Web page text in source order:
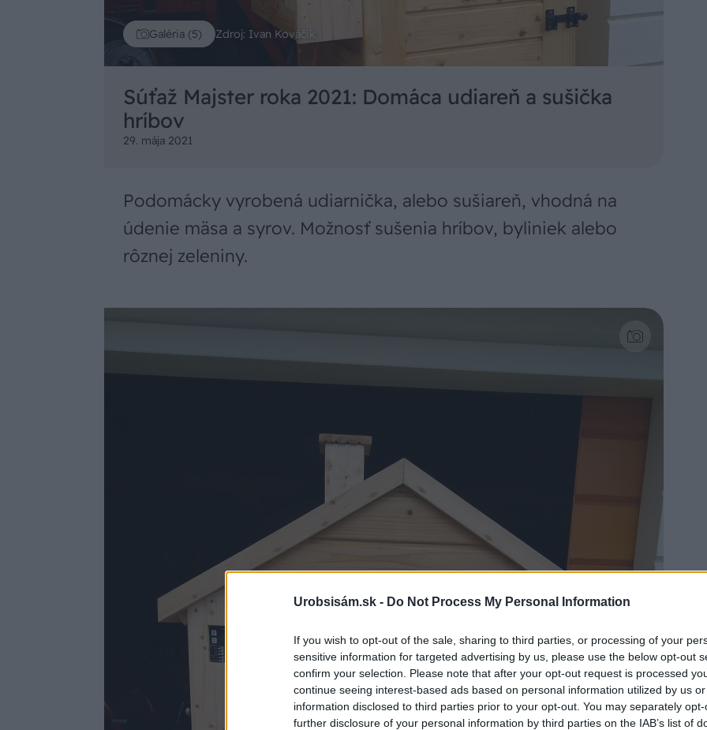
Urobsisám.sk - Do Not Process My Personal Information
If you wish to opt-out of the sale, sharing to third parties, or processing of your
sensitive information for targeted advertising by us, please use the below opt-out
confirm your selection. Please note that after your opt-out request is processed
continue seeing interest-based ads based on personal information utilized by us
information disclosed to third parties prior to your opt-out. You may separately
further disclosure of your personal information by third parties on the IAB’s list of
Galéria (5) Zdroj: Ivan Kováčik
Súťaž Majster roka 2021: Domáca udiareň a sušička
hríbov
29. mája 2021
Podomácky vyrobená udiarnička, alebo sušiareň, vhodná na
údenie mäsa a syrov. Možnosť sušenia hríbov, byliniek alebo
rôznej zeleniny.